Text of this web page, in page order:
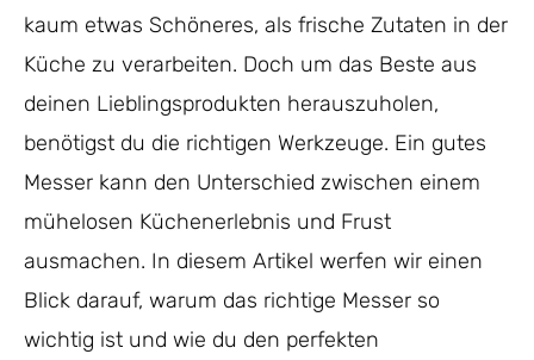
kaum etwas Schöneres, als frische Zutaten in der
Küche zu verarbeiten. Doch um das Beste aus
deinen Lieblingsprodukten herauszuholen,
benötigst du die richtigen Werkzeuge. Ein gutes
Messer kann den Unterschied zwischen einem
mühelosen Küchenerlebnis und Frust
ausmachen. In diesem Artikel werfen wir einen
Blick darauf, warum das richtige Messer so
wichtig ist und wie du den perfekten